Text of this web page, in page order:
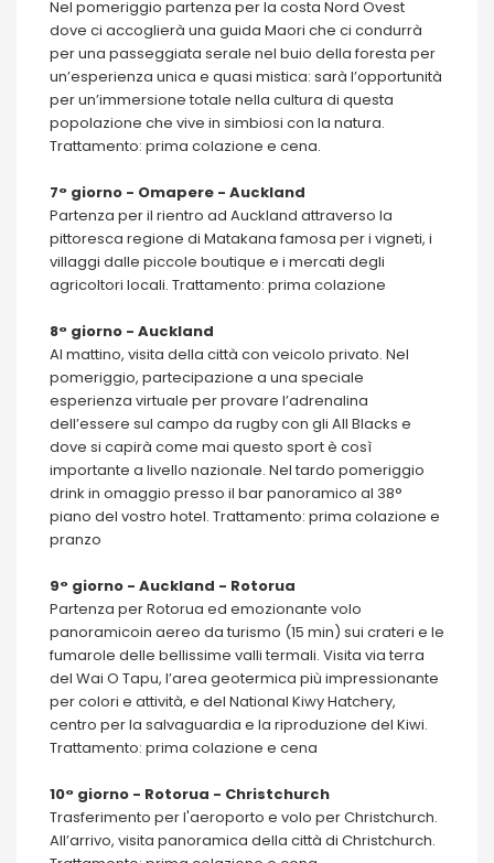
Nel pomeriggio partenza per la costa Nord Ovest
dove ci accoglierà una guida Maori che ci condurrà
per una passeggiata serale nel buio della foresta per
un’esperienza unica e quasi mistica: sarà l’opportunità
per un’immersione totale nella cultura di questa
popolazione che vive in simbiosi con la natura.
Trattamento: prima colazione e cena.
7° giorno - Omapere - Auckland
Partenza per il rientro ad Auckland attraverso la
pittoresca regione di Matakana famosa per i vigneti, i
villaggi dalle piccole boutique e i mercati degli
agricoltori locali. Trattamento: prima colazione
8° giorno - Auckland
Al mattino, visita della città con veicolo privato. Nel
pomeriggio, partecipazione a una speciale
esperienza virtuale per provare l’adrenalina
dell’essere sul campo da rugby con gli All Blacks e
dove si capirà come mai questo sport è così
importante a livello nazionale. Nel tardo pomeriggio
drink in omaggio presso il bar panoramico al 38°
piano del vostro hotel. Trattamento: prima colazione e
pranzo
9° giorno - Auckland - Rotorua
Partenza per Rotorua ed emozionante volo
panoramicoin aereo da turismo (15 min) sui crateri e le
fumarole delle bellissime valli termali. Visita via terra
del Wai O Tapu, l’area geotermica più impressionante
per colori e attività, e del National Kiwy Hatchery,
centro per la salvaguardia e la riproduzione del Kiwi.
Trattamento: prima colazione e cena
10° giorno - Rotorua - Christchurch
Trasferimento per l'aeroporto e volo per Christchurch.
All’arrivo, visita panoramica della città di Christchurch.